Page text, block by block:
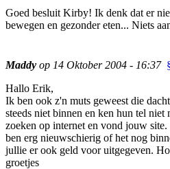
Goed besluit Kirby! Ik denk dat er
bewegen en gezonder eten... Niets
Maddy op 14 Oktober 2004 - 16:37
Hallo Erik,
Ik ben ook z'n muts geweest die
steeds niet binnen en ken hun tel niet
zoeken op internet en vond jouw site.
ben erg nieuwschierig of het nog
jullie er ook geld voor uitgegeven.
groetjes